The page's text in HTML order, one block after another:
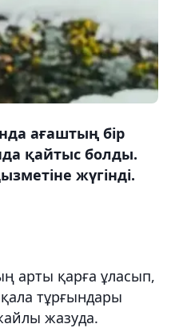
ағаштың бір
қайтыс болды.
жүгінді.
арты қарға ұласып,
тұрғындары
жазуда.